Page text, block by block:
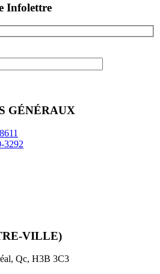
Infolettre
GÉNÉRAUX
3292
VILLE)
Qc, H3B 3C3